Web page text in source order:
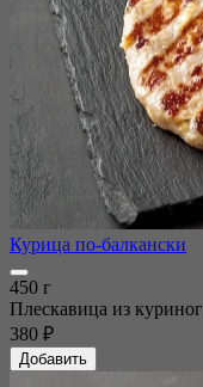
Курица по-балкански
450 г
Плескавица из
380 ₽
Добавить